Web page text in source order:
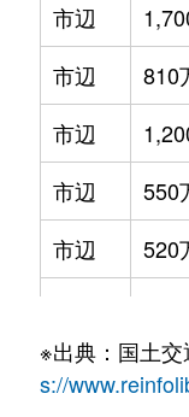
市辺
市辺
810
市辺
市辺
550
市辺
520
久世
※出典：国土
s://